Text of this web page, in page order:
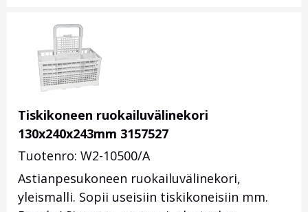
Tiskikoneen ruokailuvälinekori
130x240x243mm 3157527
Tuotenro: W2-10500/A
Astianpesukoneen ruokailuvälinekori,
yleismalli. Sopii useisiin tiskikoneisiin mm.